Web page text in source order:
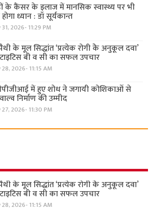
के कैंसर के इलाज में मानसिक स्वास्थ्य पर भी
ध्यान : डॉ सूर्यकान्त
2026- 11:29 PM
के मूल सिद्धांत ‘प्रत्येक रोगी केे अनुकूल दवा’
बी व सी का सफल उपचार
28, 2026- 11:15 AM
में हुए शोध ने जगायी कोशिकाओं से
निर्माण की उम्मीद
27, 2026- 11:30 PM
के मूल सिद्धांत ‘प्रत्येक रोगी केे अनुकूल दवा’
बी व सी का सफल उपचार
28, 2026- 11:15 AM